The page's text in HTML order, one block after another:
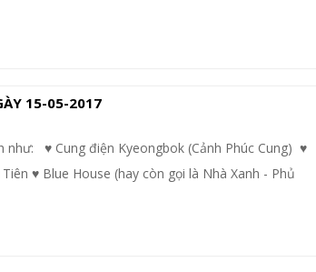
15-05-2017
♥ Cung điện Kyeongbok (Cảnh Phúc Cung) ♥
♥ Blue House (hay còn gọi là Nhà Xanh - Phủ